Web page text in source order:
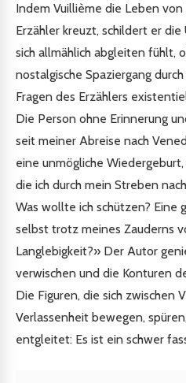
Indem Vuillième die Leben
Erzähler kreuzt, schildert er
sich allmählich abgleiten fühlt,
nostalgische Spaziergang
Fragen des Erzählers
Die Person ohne Erinnerung
seit meiner Abreise nach
eine unmögliche
die ich durch mein Streben
Was wollte ich schützen? Eine
selbst trotz meines Zauderns
Langlebigkeit?» Der Autor
verwischen und die Konturen
Die Figuren, die sich zwischen
Verlassenheit bewegen,
entgleitet: Es ist ein schwer